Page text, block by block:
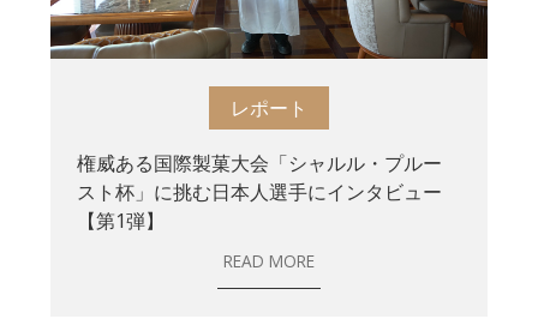
レポート
権威ある国際製菓大会「シャルル・プルー
スト杯」に挑む日本人選手にインタビュー
【第1弾】
READ MORE